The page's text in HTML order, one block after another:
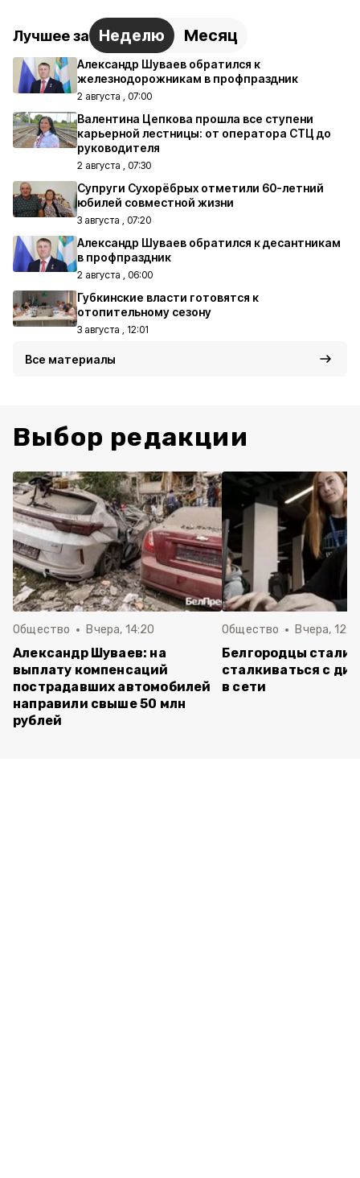
Лучшее за Неделю Месяц
Александр Шуваев обратился к
железнодорожникам в профпраздник
2 августа , 07:00
Валентина Цепкова прошла все ступени
карьерной лестницы: от оператора СТЦ до
руководителя
2 августа , 07:30
Супруги Сухорёбрых отметили 60-летний
юбилей совместной жизни
3 августа , 07:20
Александр Шуваев обратился к десантникам
в профпраздник
2 августа , 06:00
Губкинские власти готовятся к
отопительному сезону
3 августа , 12:01
Все материалы
Выбор редакции
Общество Вчера, 14:20
Александр Шуваев: на
выплату компенсаций
пострадавших автомобилей
направили свыше 50 млн
рублей
Общество Вчера,
Белгородцы стали
сталкиваться с
в сети